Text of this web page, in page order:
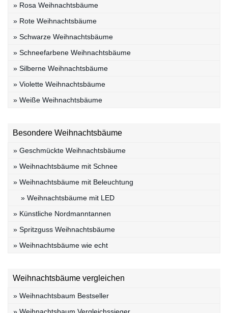
» Rosa Weihnachtsbäume
» Rote Weihnachtsbäume
» Schwarze Weihnachtsbäume
» Schneefarbene Weihnachtsbäume
» Silberne Weihnachtsbäume
» Violette Weihnachtsbäume
» Weiße Weihnachtsbäume
Besondere Weihnachtsbäume
» Geschmückte Weihnachtsbäume
» Weihnachtsbäume mit Schnee
» Weihnachtsbäume mit Beleuchtung
» Weihnachtsbäume mit LED
» Künstliche Nordmanntannen
» Spritzguss Weihnachtsbäume
» Weihnachtsbäume wie echt
Weihnachtsbäume vergleichen
» Weihnachtsbaum Bestseller